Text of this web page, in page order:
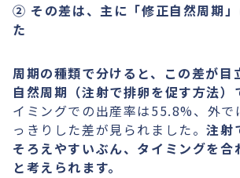
② その差は、主に「修正自然周期
た
周期の種類で分けると、この差が目
自然周期（注射で排卵を促す方法）
イミングでの出産率は55.8%、外
っきりした差が見られました。注射
そろえやすいぶん、タイミングを合
と考えられます。